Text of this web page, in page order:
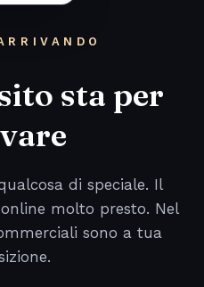
sta per
di speciale. Il
molto presto. Nel
sono a tua